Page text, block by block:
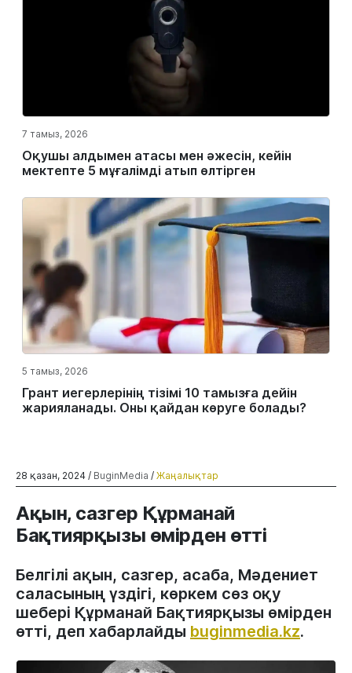
7 тамыз, 2026
Оқушы алдымен атасы мен әжесін, кейін
мектепте 5 мұғалімді атып өлтірген
5 тамыз, 2026
Грант иегерлерінің тізімі 10 тамызға дейін
жарияланады. Оны қайдан көруге болады?
28 қазан, 2024 / BuginMedia / Жаңалықтар
Ақын, сазгер Құрманай
Бақтиярқызы өмірден өтті
Белгілі ақын, сазгер, асаба, Мәдениет
саласының үздігі, көркем сөз оқу
шебері Құрманай Бақтиярқызы өмірден
өтті, деп хабарлайды buginmedia.kz.